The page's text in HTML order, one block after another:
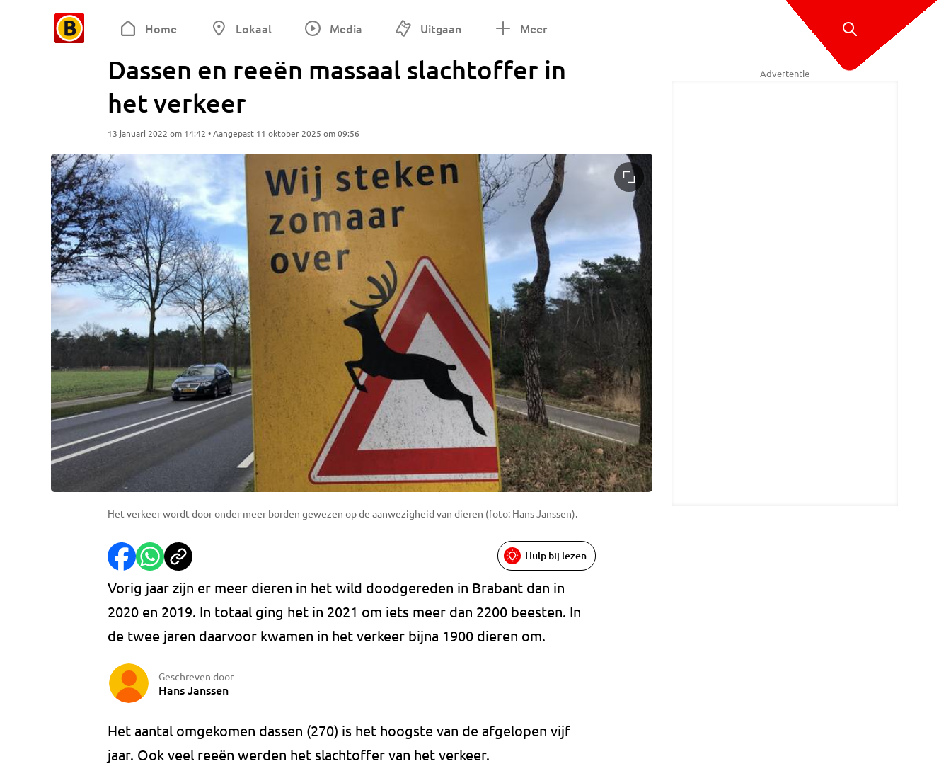
Home Lokaal Media Uitgaan Meer
Dassen en reeën massaal slachtoffer in
het verkeer
13 januari 2022 om 14:42 • Aangepast 11 oktober 2025 om 09:56
Het verkeer wordt door onder meer borden gewezen op de aanwezigheid van dieren (foto: Hans Janssen).
Hulp bij lezen
Vorig jaar zijn er meer dieren in het wild doodgereden in Brabant dan in
2020 en 2019. In totaal ging het in 2021 om iets meer dan 2200 beesten. In
de twee jaren daarvoor kwamen in het verkeer bijna 1900 dieren om.
Geschreven door
Hans Janssen
Het aantal omgekomen dassen (270) is het hoogste van de afgelopen vijf
jaar. Ook veel reeën werden het slachtoffer van het verkeer.
Advertentie